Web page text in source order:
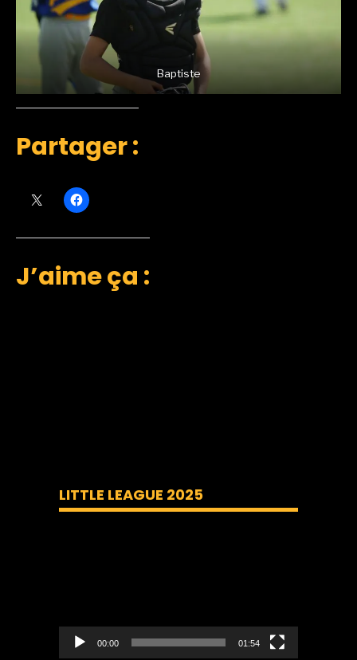
Baptiste
Partager :
J’aime ça :
LITTLE LEAGUE 2025
00:00 01:54